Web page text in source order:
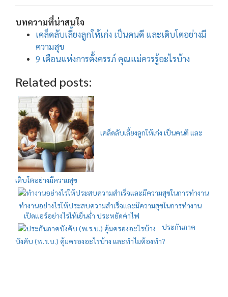
บทความที่น่าสนใจ
เคล็ดลับเลี้ยงลูกให้เก่ง เป็นคนดี และเติบโตอย่างมี
ความสุข
9 เดือนแห่งการตั้งครรภ์ คุณแม่ควรรู้อะไรบ้าง
Related posts:
เคล็ดลับเลี้ยงลูกให้เก่ง เป็นคนดี และ
เติบโตอย่างมีความสุข
ทำงานอย่างไรให้ประสบความสำเร็จและมีความสุขในการทำงาน
เปิดแอร์อย่างไรให้เย็นฉ่ำ ประหยัดค่าไฟ
ประกันภาค
บังคับ (พ.ร.บ.) คุ้มครองอะไรบ้าง และทำไมต้องทำ?